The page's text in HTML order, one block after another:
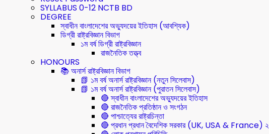
SYLLABUS 0-12 NCTB BD
DEGREE
স্বাধীন বাংলাদেশের অভ্যুদয়ের ইতিহাস (আবশ্যিক)
ডিগ্রী রাষ্ট্রবিজ্ঞান বিভাগ
১ম বর্ষ ডিগ্রী রাষ্ট্রবিজ্ঞান
রাজনৈতিক তত্ত্ব
HONOURS
📚 অনার্স রাষ্ট্রবিজ্ঞান বিভাগ
📗 ১ম বর্ষ অনার্স রাষ্ট্রবিজ্ঞান (নতুন সিলেবাস)
📗 ১ম বর্ষ অনার্স রাষ্ট্রবিজ্ঞান (পুরাতন সিলেবাস)
🔴 স্বাধীন বাংলাদেশের অভ্যুদয়ের ইতিহাস
🔴 রাজনৈতিক প্রতিষ্ঠান ও সংগঠন
🔴 পাশ্চাত্যের রাষ্ট্রচিন্তা
🔴 প্রধান প্রধান বৈদেশিক সরকার (UK, USA & France)